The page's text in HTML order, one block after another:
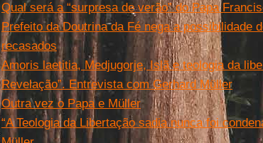
Qual será a “surpresa de verão” do Papa
Prefeito da Doutrina da Fé nega a possibilidade
recasados
Amoris laetitia, Medjugorje, Islã e teologia da
Revelação”. Entrevista com Gerhard Müller
Outra vez o Papa e Müller
“A Teologia da Libertação sadia nunca foi